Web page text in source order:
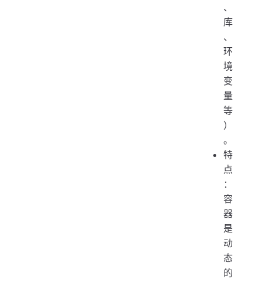
、
库
、
环
境
变
量
等
）
。
特
点
：
容
器
是
动
态
的